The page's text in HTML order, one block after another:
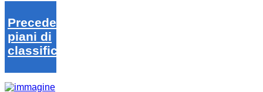
Precedenti
piani di
classifica